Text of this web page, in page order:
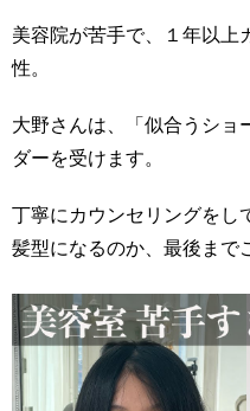
美容院が苦手で、１年以上
性。
大野さんは、「似合うショ
ダーを受けます。
丁寧にカウンセリングをし
髪型になるのか、最後まで